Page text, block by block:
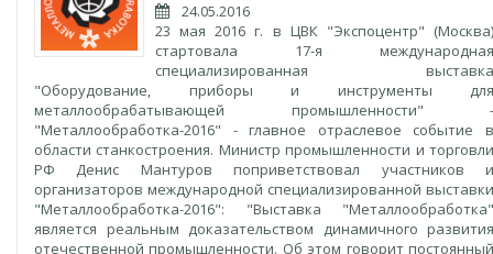
24.05.2016
23 мая 2016 г. в ЦВК "Экспоцентр" (Москва)
стартовала 17-я международная
специализированная выставка
"Оборудование, приборы и инструменты для
металлообрабатывающей промышленности" -
"Металлообработка-2016" - главное отраслевое событие в
области станкостроения. Министр промышленности и торговли
РФ Денис Мантуров поприветствовал участников и
организаторов международной специализированной выставки
"Металлообработка-2016": "Выставка "Металлообработка"
является реальным доказательством динамичного развития
отечественной промышленности. Об этом говорит постоянный